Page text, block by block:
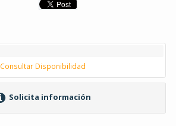
Consultar Disponibilidad
Solicita información